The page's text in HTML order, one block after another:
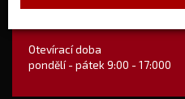
280 02 Kolín
Otevírací doba
pondělí - pátek 9:00 - 17:000